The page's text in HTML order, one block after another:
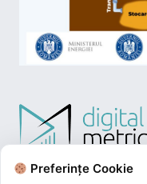
Preferințe Cookie